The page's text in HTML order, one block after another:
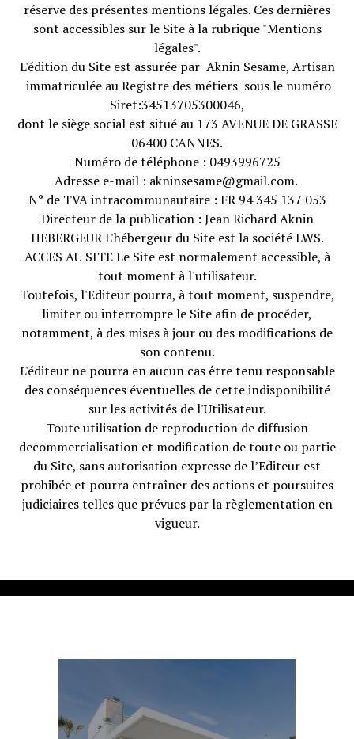
réserve des présentes mentions légales. Ces dernières
sont accessibles sur le Site à la rubrique "Mentions
légales".
L'édition du Site est assurée par Aknin Sesame, Artisan
immatriculée au Registre des métiers sous le numéro
Siret:34513705300046,
dont le siège social est situé au 173 AVENUE DE GRASSE
06400 CANNES.
Numéro de téléphone : 0493996725
Adresse e-mail : akninsesame@gmail.com.
N° de TVA intracommunautaire : FR 94 345 137 053
Directeur de la publication : Jean Richard Aknin
HEBERGEUR L'hébergeur du Site est la société LWS.
ACCES AU SITE Le Site est normalement accessible, à
tout moment à l'utilisateur.
Toutefois, l'Editeur pourra, à tout moment, suspendre,
limiter ou interrompre le Site afin de procéder,
notamment, à des mises à jour ou des modifications de
son contenu.
L'éditeur ne pourra en aucun cas être tenu responsable
des conséquences éventuelles de cette indisponibilité
sur les activités de l'Utilisateur.
Toute utilisation de reproduction de diffusion
decommercialisation et modification de toute ou partie
du Site, sans autorisation expresse de l’Editeur est
prohibée et pourra entraîner des actions et poursuites
judiciaires telles que prévues par la règlementation en
vigueur.